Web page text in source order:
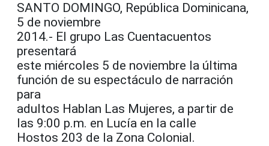
SANTO DOMINGO, República Dominicana,
5 de noviembre
2014.- El grupo Las Cuentacuentos
presentará
este miércoles 5 de noviembre la última
función de su espectáculo de narración
para
adultos Hablan Las Mujeres, a partir de
las 9:00 p.m. en Lucía en la calle
Hostos 203 de la Zona Colonial.